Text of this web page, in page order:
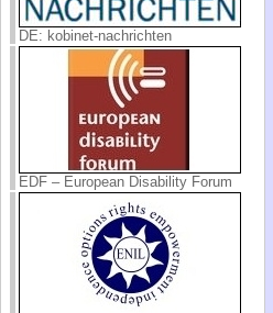
DE: kobinet-nachrichten
EDF – European Disability Forum